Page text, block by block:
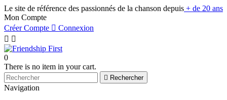
Le site de référence des passionnés de la chanson depuis + de 20 ans
Mon Compte
Créer Compte  Connexion
 
0
There is no item in your cart.
 Rechercher
Navigation